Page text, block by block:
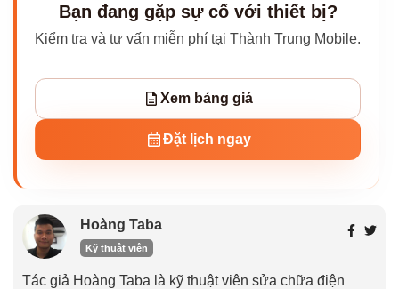
Bạn đang gặp sự cố với thiết bị?
Kiểm tra và tư vấn miễn phí tại Thành Trung Mobile.
Xem bảng giá
Đặt lịch ngay
Hoàng Taba
Kỹ thuật viên
Tác giả Hoàng Taba là kỹ thuật viên sửa chữa điện